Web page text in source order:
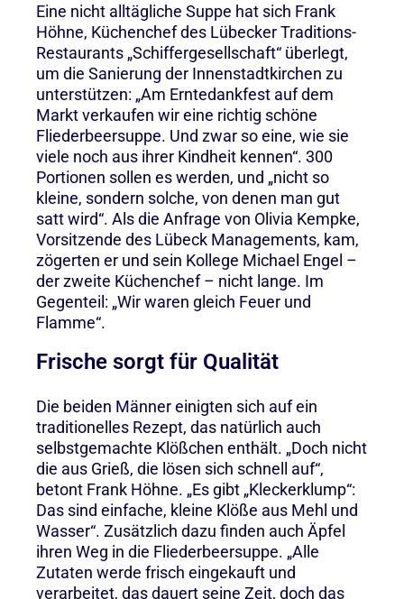
Eine nicht alltägliche Suppe hat sich Frank
Höhne, Küchenchef des Lübecker Traditions-
Restaurants „Schiffergesellschaft“ überlegt,
um die Sanierung der Innenstadtkirchen zu
unterstützen: „Am Erntedankfest auf dem
Markt verkaufen wir eine richtig schöne
Fliederbeersuppe. Und zwar so eine, wie sie
viele noch aus ihrer Kindheit kennen“. 300
Portionen sollen es werden, und „nicht so
kleine, sondern solche, von denen man gut
satt wird“. Als die Anfrage von Olivia Kempke,
Vorsitzende des Lübeck Managements, kam,
zögerten er und sein Kollege Michael Engel –
der zweite Küchenchef – nicht lange. Im
Gegenteil: „Wir waren gleich Feuer und
Flamme“.
Frische sorgt für Qualität
Die beiden Männer einigten sich auf ein
traditionelles Rezept, das natürlich auch
selbstgemachte Klößchen enthält. „Doch nicht
die aus Grieß, die lösen sich schnell auf“,
betont Frank Höhne. „Es gibt „Kleckerklump“:
Das sind einfache, kleine Klöße aus Mehl und
Wasser“. Zusätzlich dazu finden auch Äpfel
ihren Weg in die Fliederbeersuppe. „Alle
Zutaten werde frisch eingekauft und
verarbeitet, das dauert seine Zeit, doch das